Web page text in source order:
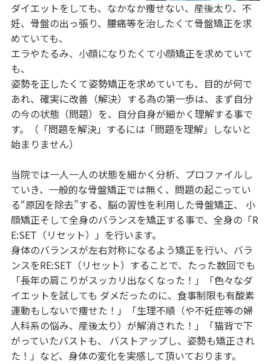
ダイエットをしても、なかなか痩せない、産後太り、不
妊、骨盤の出っ張り、腰痛等を治したくて骨盤矯正を求
めていても、
エラやたるみ、小顔になりたくて小顔矯正を求めていて
も、
姿勢を正したくて姿勢矯正を求めていても、目的が何で
あれ、確実に改善（解決）する為の第一歩は、まず自分
の今の状態（問題）を、自分自身が細かく理解する事で
す。（「問題を解決」するには「問題を理解」しないと
始まりません）
当院では一人一人の状態を細かく分析、プロファイルし
ていき、一般的な骨盤矯正では無く、問題の起こってい
る“原因を除去”する、脳の習性を利用した骨盤矯正、 小
顔矯正そして全身のバランスを矯正する事で、全身の「R
E:SET（リセット）」を行います。
身体のバランスが左右対称になるよう矯正を行い、バラ
ンスをRE:SET（リセット）することで、たった数回でも
「長年の肩こりがスッカリ出なくなった！」「色々なダ
イエットを試しても ダメだったのに、食事制限も有酸素
運動もしないで痩せた！」「生理不順（や不妊症等の婦
人科系の悩み、産後太り）が解消された！」「猫背で下
がっていたバストも、 バストアップし、姿勢も矯正され
た！」など、身体の変化を実感して頂いております。